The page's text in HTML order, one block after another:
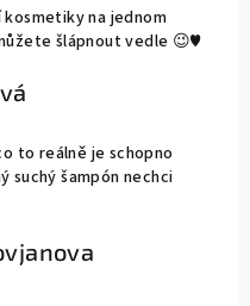
na jednom
šlápnout vedle 😉♥️
5 z 5 hvězdiček.
to reálně je schopno
suchý šampón nechci
5 z 5 hvězdiček.